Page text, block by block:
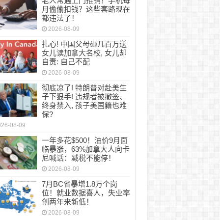
月偷偷扣钱？这些套路现在
都违法了！
2026-08-09
扎心! 中国父母砸几百万送
女儿读加拿大名校, 女儿却
自责: 自己不配
2026-08-09
彻底凉了! 特朗普对赴美生
子下狠手! 违规者被撤签、
终身禁入, 孩子美国籍也难
保?
08-09
一年多花$500！油价9月面
临暴涨，63%加拿大人向卡
尼喊话：减税不能停！
2026-08-09
7月BC省暴增1.8万个岗
位！就业数据喜人，失业率
创两年来新低！
2026-08-09